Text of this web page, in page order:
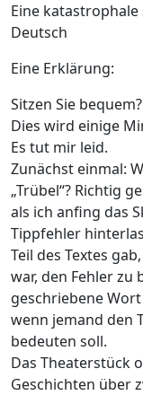
Eine
Deutsch
Eine Erklärung:
Sitzen Sie bequem?
Dies wird einige
Es tut mir leid.
Zunächst einmal:
„Trübel“? Richtig
als ich anfing das
Tippfehler
Teil des Textes
war, den Fehler zu
geschriebene
wenn jemand den
bedeuten soll.
Das Theaterstück
Geschichten über